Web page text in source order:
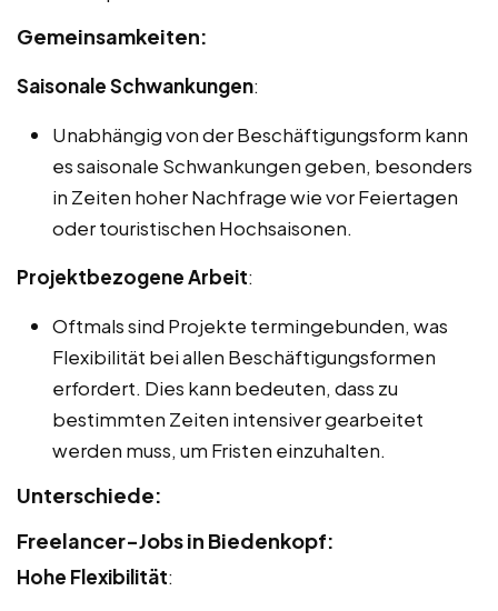
Gemeinsamkeiten:
Saisonale Schwankungen:
Unabhängig von der Beschäftigungsform kann
es saisonale Schwankungen geben, besonders
in Zeiten hoher Nachfrage wie vor Feiertagen
oder touristischen Hochsaisonen.
Projektbezogene Arbeit:
Oftmals sind Projekte termingebunden, was
Flexibilität bei allen Beschäftigungsformen
erfordert. Dies kann bedeuten, dass zu
bestimmten Zeiten intensiver gearbeitet
werden muss, um Fristen einzuhalten.
Unterschiede:
Freelancer-Jobs in Biedenkopf:
Hohe Flexibilität: